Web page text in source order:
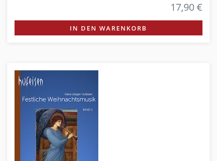
17,90 €
IN DEN WARENKORB